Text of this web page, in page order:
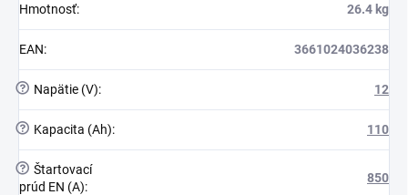
Hmotnosť: 26.4 kg
EAN: 3661024036238
? Napätie (V): 12
? Kapacita (Ah): 110
? Štartovací
prúd EN (A):
850